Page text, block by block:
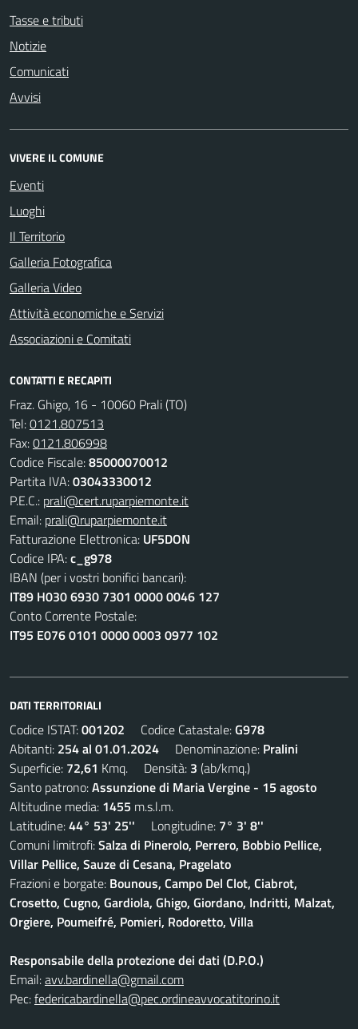
Tasse e tributi
Notizie
Comunicati
Avvisi
VIVERE IL COMUNE
Eventi
Luoghi
Il Territorio
Galleria Fotografica
Galleria Video
Attività economiche e Servizi
Associazioni e Comitati
CONTATTI E RECAPITI
Fraz. Ghigo, 16 - 10060 Prali (TO)
Tel:0121.807513
Fax:0121.806998
Codice Fiscale:85000070012
Partita IVA:03043330012
P.E.C.: prali@cert.ruparpiemonte.it
Email: prali@ruparpiemonte.it
Fatturazione Elettronica: UF5DON
Codice IPA:c_g978
IBAN (per i vostri bonifici bancari):
IT89 H030 6930 7301 0000 0046 127
Conto Corrente Postale:
IT95 E076 0101 0000 0003 0977 102
DATI TERRITORIALI
Codice ISTAT:001202 Codice Catastale:G978
Abitanti: 254 al 01.01.2024 Denominazione: Pralini
Superficie: 72,61 Kmq. Densità: 3 (ab/kmq.)
Santo patrono:Assunzione di Maria Vergine - 15 agosto
Altitudine media: 1455 m.s.l.m.
Latitudine:44° 53' 25'' Longitudine: 7° 3' 8''
Comuni limitrofi:Salza di Pinerolo, Perrero, Bobbio Pellice,
Villar Pellice, Sauze di Cesana, Pragelato
Frazioni e borgate: Bounous, Campo Del Clot, Ciabrot,
Crosetto, Cugno, Gardiola, Ghigo, Giordano, Indritti, Malzat,
Orgiere, Poumeifré, Pomieri, Rodoretto, Villa
Responsabile della protezione dei dati (D.P.O.)
Email:avv.bardinella@gmail.com
Pec:federicabardinella@pec.ordineavvocatitorino.it